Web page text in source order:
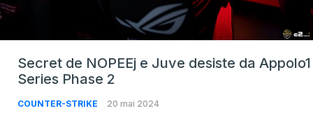
Secret de NOPEEj e Juve desiste da Appolo1
Series Phase 2
COUNTER-STRIKE 20 mai 2024